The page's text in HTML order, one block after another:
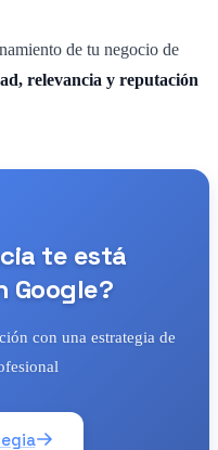
de tu negocio de
relevancia y reputación
te está
Google?
con una estrategia de